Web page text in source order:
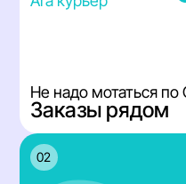
Не надо мотаться
Заказы рядом
02